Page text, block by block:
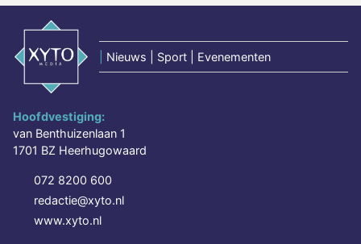
Nieuws | Sport | Evenementen
Hoofdvestiging:
van Benthuizenlaan 1
1701 BZ Heerhugowaard
072 8200 600
redactie@xyto.nl
www.xyto.nl